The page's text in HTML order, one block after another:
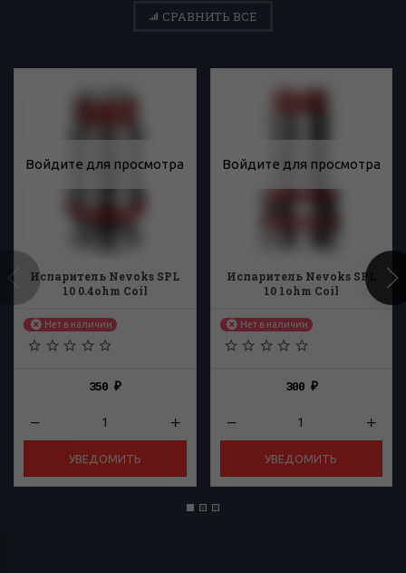
СРАВНИТЬ ВСЕ
Войдите для просмотра
Испаритель Nevoks SPL
10 0.4ohm Coil
Нет в наличии
350₽
УВЕДОМИТЬ
Войдите для просмотра
Испаритель Nevoks SPL
10 1ohm Coil
Нет в наличии
300 ₽
УВЕДОМИТЬ